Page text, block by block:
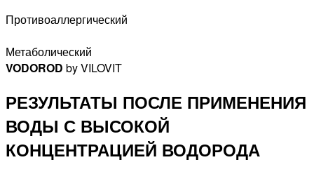
Противоаллергический
Метаболический
VODOROD by VILOVIT
РЕЗУЛЬТАТЫ ПОСЛЕ ПРИМЕНЕНИЯ
ВОДЫ С ВЫСОКОЙ
КОНЦЕНТРАЦИЕЙ ВОДОРОДА